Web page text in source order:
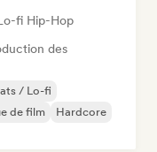
fi Hip-Hop
des
/ Lo-fi
de film
Hardcore